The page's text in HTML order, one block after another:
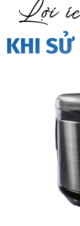
KHI SỬ
Lợi